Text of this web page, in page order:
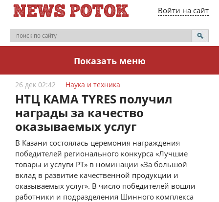
Войти на сайт
Показать меню
26 дек 02:42 Наука и техника
НТЦ KAMA TYRES получил
награды за качество
оказываемых услуг
В Казани состоялась церемония награждения
победителей регионального конкурса «Лучшие
товары и услуги РТ» в номинации «За большой
вклад в развитие качественной продукции и
оказываемых услуг». В число победителей вошли
работники и подразделения Шинного комплекса